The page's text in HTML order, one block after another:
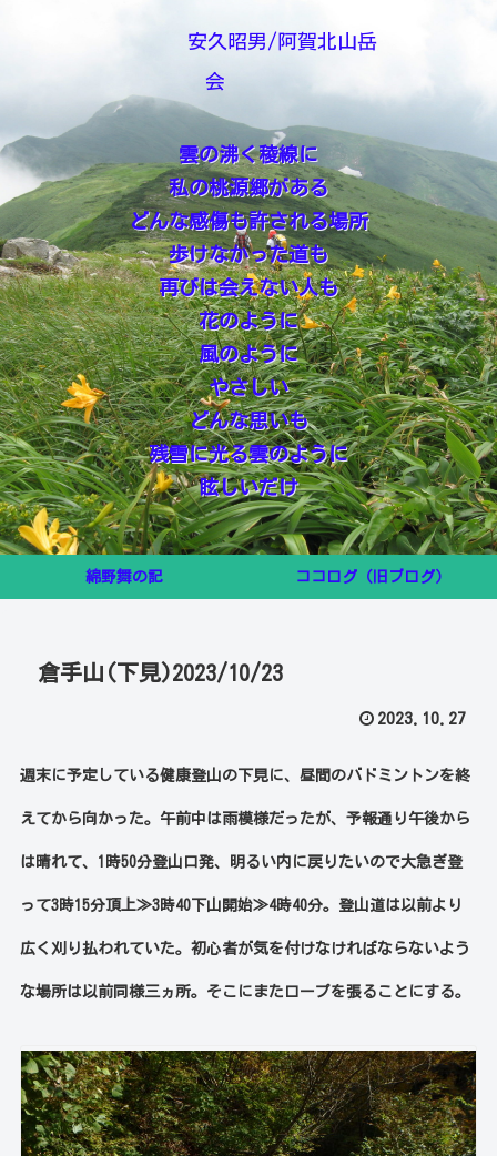
安久昭男/阿賀北山岳
会
雲の沸く稜線に
私の桃源郷がある
どんな感傷も許される場所
歩けなかった道も
再びは会えない人も
花のように
風のように
やさしい
どんな思いも
残雪に光る雲のように
眩しいだけ
綿野舞の記 ココログ（旧ブログ）
倉手山(下見)2023/10/23
2023.10.27
週末に予定している健康登山の下見に、昼間のバドミントンを終
えてから向かった。午前中は雨模様だったが、予報通り午後から
は晴れて、1時50分登山口発、明るい内に戻りたいので大急ぎ登
って3時15分頂上≫3時40下山開始≫4時40分。登山道は以前より
広く刈り払われていた。初心者が気を付けなければならないよう
な場所は以前同様三ヵ所。そこにまたロープを張ることにする。